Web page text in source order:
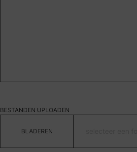
BESTANDEN UPLOADEN